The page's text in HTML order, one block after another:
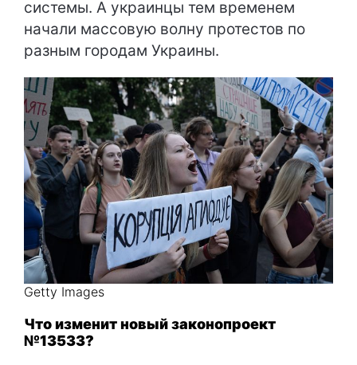
системы. А украинцы тем временем
начали массовую волну протестов по
разным городам Украины.
Getty Images
Что изменит новый законопроект
№13533?